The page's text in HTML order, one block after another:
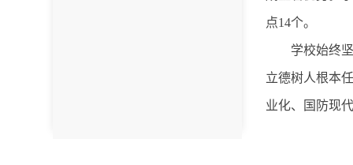
点14个。
学校始终
立德树人根本
业化、国防现